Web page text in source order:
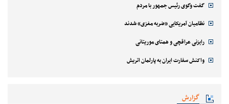
گفت وگوی رئیس جمهور با مردم
نظامیان آمریکایی «ضربه مغزی» شدند
رایزنی عراقچی و همتای موریتانی
واکنش سفارت ایران به پارلمان اتریش
گزارش